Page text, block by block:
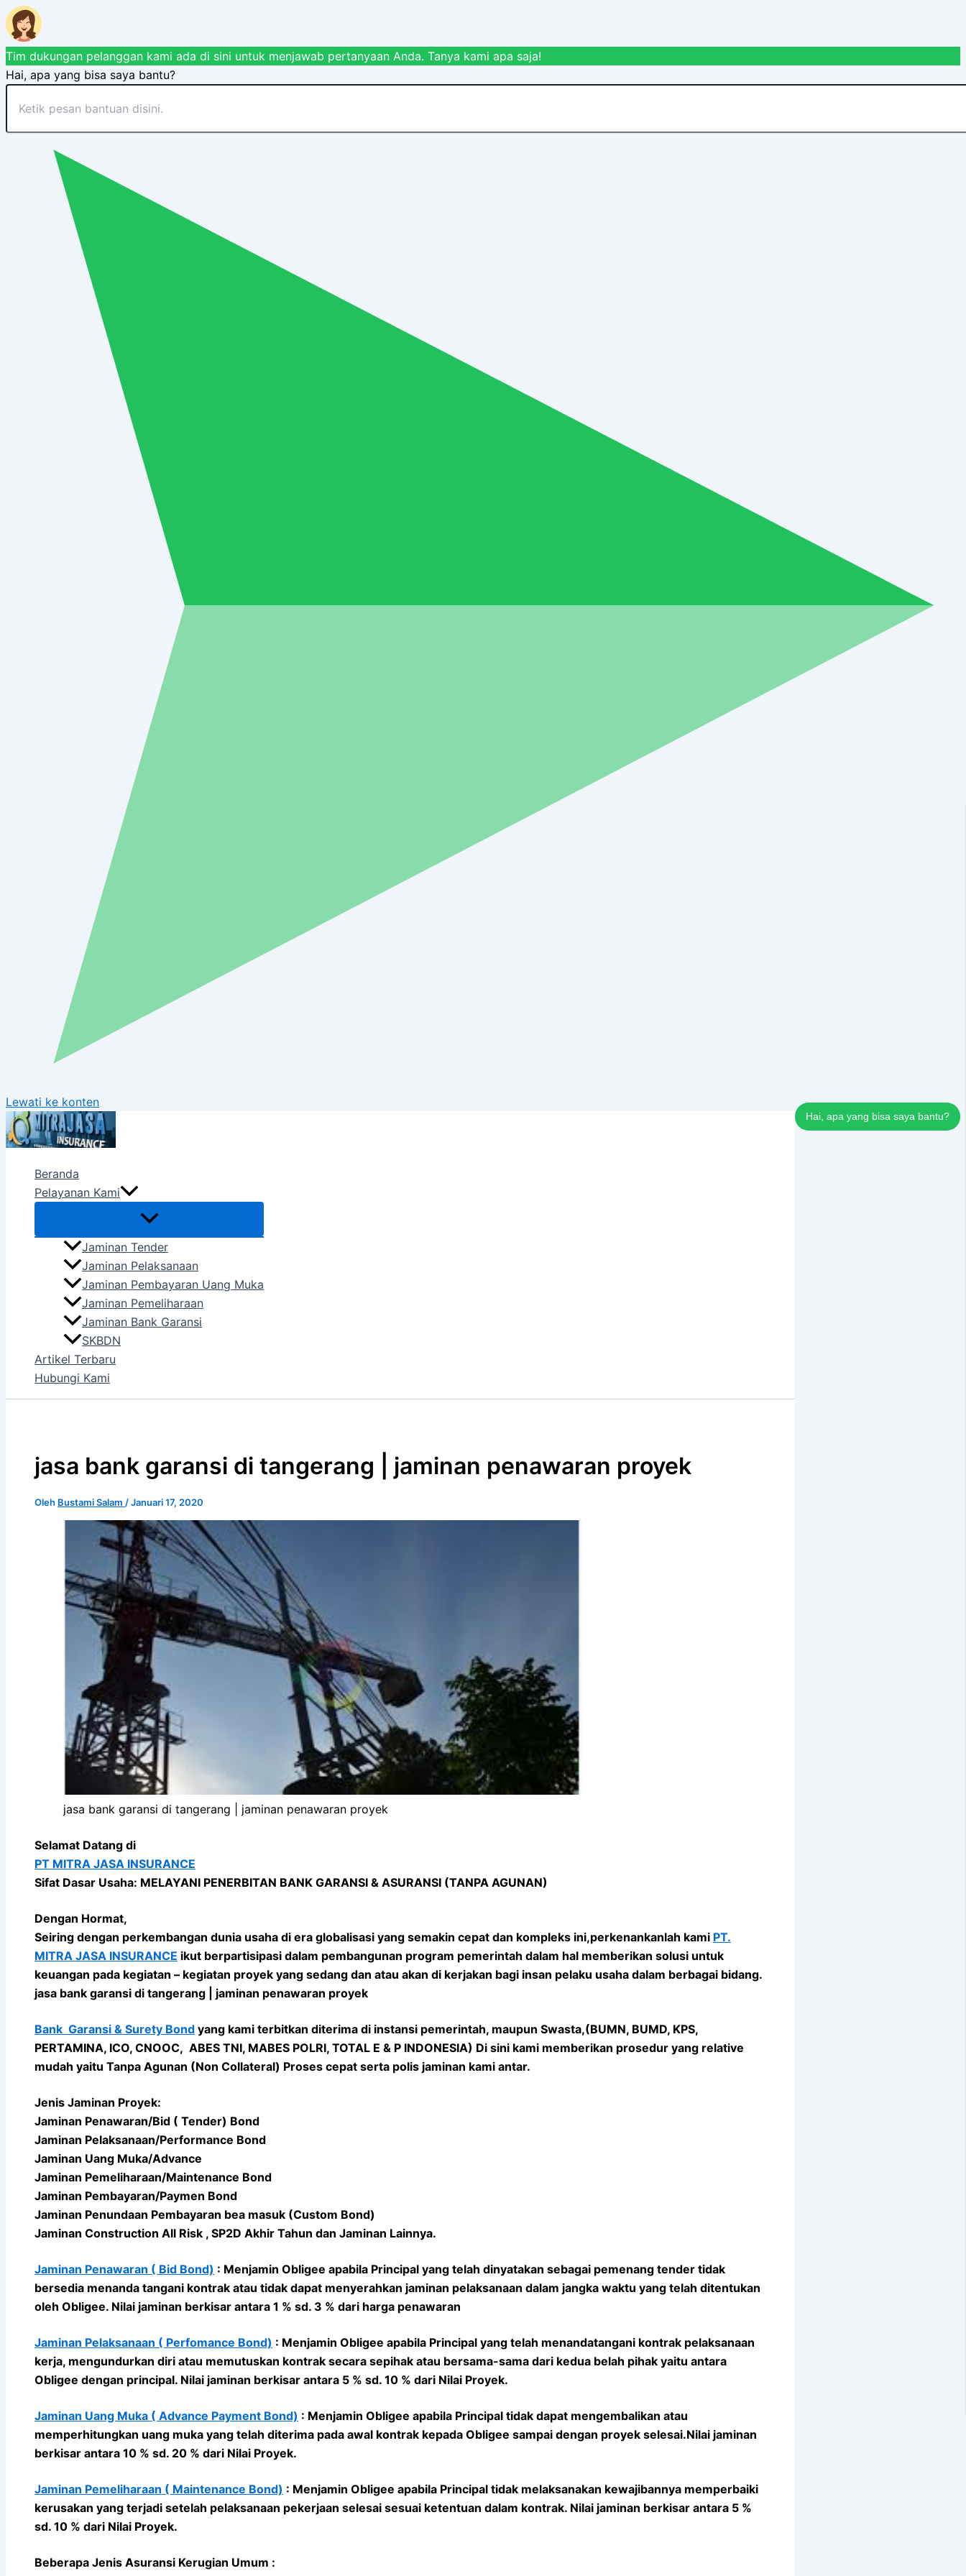
Tim dukungan pelanggan kami ada di sini untuk menjawab pertanyaan Anda. Tanya kami apa saja!
Hai, apa yang bisa saya bantu?
Hai, apa yang bisa saya bantu?
Lewati ke konten
Beranda
Pelayanan Kami
Jaminan Tender
Jaminan Pelaksanaan
Jaminan Pembayaran Uang Muka
Jaminan Pemeliharaan
Jaminan Bank Garansi
SKBDN
Artikel Terbaru
Hubungi Kami
jasa bank garansi di tangerang | jaminan penawaran proyek
Oleh Bustami Salam /Januari 17, 2020
jasa bank garansi di tangerang | jaminan penawaran proyek
Selamat Datang di
PT MITRA JASA INSURANCE
Sifat Dasar Usaha: MELAYANI PENERBITAN BANK GARANSI & ASURANSI (TANPA AGUNAN)
Dengan Hormat,
Seiring dengan perkembangan dunia usaha di era globalisasi yang semakin cepat dan kompleks ini,perkenankanlah kami PT.
MITRA JASA INSURANCE ikut berpartisipasi dalam pembangunan program pemerintah dalam hal memberikan solusi untuk
keuangan pada kegiatan – kegiatan proyek yang sedang dan atau akan di kerjakan bagi insan pelaku usaha dalam berbagai bidang.
jasa bank garansi di tangerang | jaminan penawaran proyek
Bank Garansi & Surety Bond yang kami terbitkan diterima di instansi pemerintah, maupun Swasta,(BUMN, BUMD, KPS,
PERTAMINA, ICO, CNOOC, ABES TNI, MABES POLRI, TOTAL E & P INDONESIA) Di sini kami memberikan prosedur yang relative
mudah yaitu Tanpa Agunan (Non Collateral) Proses cepat serta polis jaminan kami antar.
Jenis Jaminan Proyek:
Jaminan Penawaran/Bid ( Tender) Bond
Jaminan Pelaksanaan/Performance Bond
Jaminan Uang Muka/Advance
Jaminan Pemeliharaan/Maintenance Bond
Jaminan Pembayaran/Paymen Bond
Jaminan Penundaan Pembayaran bea masuk (Custom Bond)
Jaminan Construction All Risk , SP2D Akhir Tahun dan Jaminan Lainnya.
Jaminan Penawaran ( Bid Bond) : Menjamin Obligee apabila Principal yang telah dinyatakan sebagai pemenang tender tidak
bersedia menanda tangani kontrak atau tidak dapat menyerahkan jaminan pelaksanaan dalam jangka waktu yang telah ditentukan
oleh Obligee. Nilai jaminan berkisar antara 1 % sd. 3 % dari harga penawaran
Jaminan Pelaksanaan ( Perfomance Bond) : Menjamin Obligee apabila Principal yang telah menandatangani kontrak pelaksanaan
kerja, mengundurkan diri atau memutuskan kontrak secara sepihak atau bersama-sama dari kedua belah pihak yaitu antara
Obligee dengan principal. Nilai jaminan berkisar antara 5 % sd. 10 % dari Nilai Proyek.
Jaminan Uang Muka ( Advance Payment Bond) : Menjamin Obligee apabila Principal tidak dapat mengembalikan atau
memperhitungkan uang muka yang telah diterima pada awal kontrak kepada Obligee sampai dengan proyek selesai.Nilai jaminan
berkisar antara 10 % sd. 20 % dari Nilai Proyek.
Jaminan Pemeliharaan ( Maintenance Bond) : Menjamin Obligee apabila Principal tidak melaksanakan kewajibannya memperbaiki
kerusakan yang terjadi setelah pelaksanaan pekerjaan selesai sesuai ketentuan dalam kontrak. Nilai jaminan berkisar antara 5 %
sd. 10 % dari Nilai Proyek.
Beberapa Jenis Asuransi Kerugian Umum :